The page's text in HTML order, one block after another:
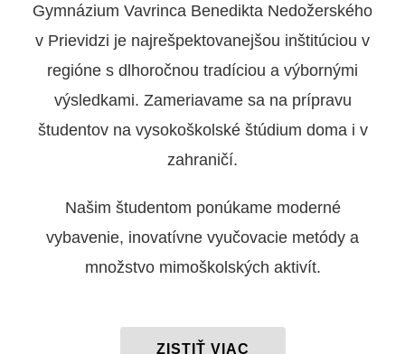
Gymnázium Vavrinca Benedikta Nedožerského
v Prievidzi je najrešpektovanejšou inštitúciou v
regióne s dlhoročnou tradíciou a výbornými
výsledkami. Zameriavame sa na prípravu
študentov na vysokoškolské štúdium doma i v
zahraničí.
Našim študentom ponúkame moderné
vybavenie, inovatívne vyučovacie metódy a
množstvo mimoškolských aktivít.
ZISTIŤ VIAC